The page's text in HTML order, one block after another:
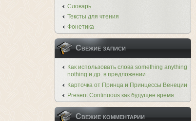
Словарь
Тексты для чтения
Фонетика
Свежие записи
Как использовать слова something anything
nothing и др. в предложении
Карточка от Принца и Принцессы Венеции
Present Continuous как будущее время
Свежие комментарии